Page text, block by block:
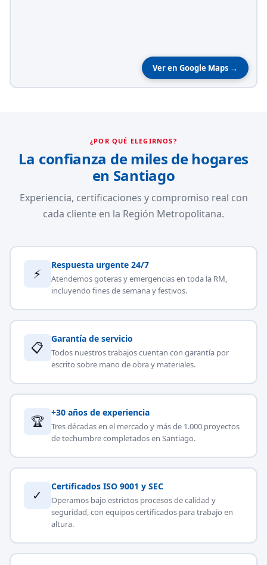
Ver en Google Maps →
¿POR QUÉ ELEGIRNOS?
La confianza de miles de hogares
en Santiago
Experiencia, certificaciones y compromiso real con
cada cliente en la Región Metropolitana.
⚡
Respuesta urgente 24/7
Atendemos goteras y emergencias en toda la RM,
incluyendo fines de semana y festivos.
📋
Garantía de servicio
Todos nuestros trabajos cuentan con garantía por
escrito sobre mano de obra y materiales.
🏆
+30 años de experiencia
Tres décadas en el mercado y más de 1.000 proyectos
de techumbre completados en Santiago.
✓
Certificados ISO 9001 y SEC
Operamos bajo estrictos procesos de calidad y
seguridad, con equipos certificados para trabajo en
altura.